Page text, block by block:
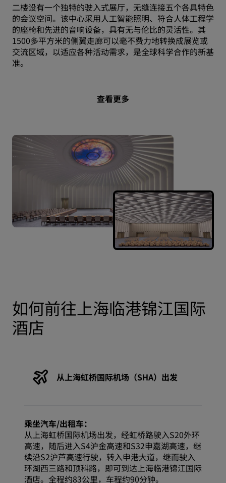
二楼设有一个独特的驶入式展厅，无缝连接五个各具特色
的会议空间。该中心采用人工智能照明、符合人体工程学
的座椅和先进的音响设备，具有无与伦比的灵活性。其
1500多平方米的侧翼走廊可以毫不费力地转换成展览或
交流区域，以适应各种活动需求，是全球科学合作的新基
准。
查看更多
如何前往上海临港锦江国际
酒店
从上海虹桥国际机场（SHA）出发
乘坐汽车/出租车：
从上海虹桥国际机场出发，经虹桥路驶入S20外环
高速，随后进入S4沪金高速和S32申嘉湖高速，继
续沿S2沪芦高速行驶，转入申港大道，继而驶入
环湖西三路和顶科路，即可到达上海临港锦江国际
酒店。全程约83公里，车程约90分钟。